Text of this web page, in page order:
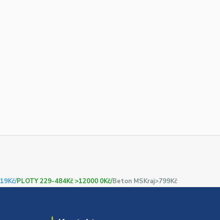
PLOTY 229-484Kč >12000 0Kč/Beton MSKraj>799Kč